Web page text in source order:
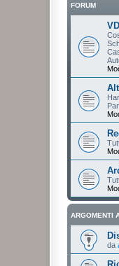
FORUM
ARGOMENTI
da